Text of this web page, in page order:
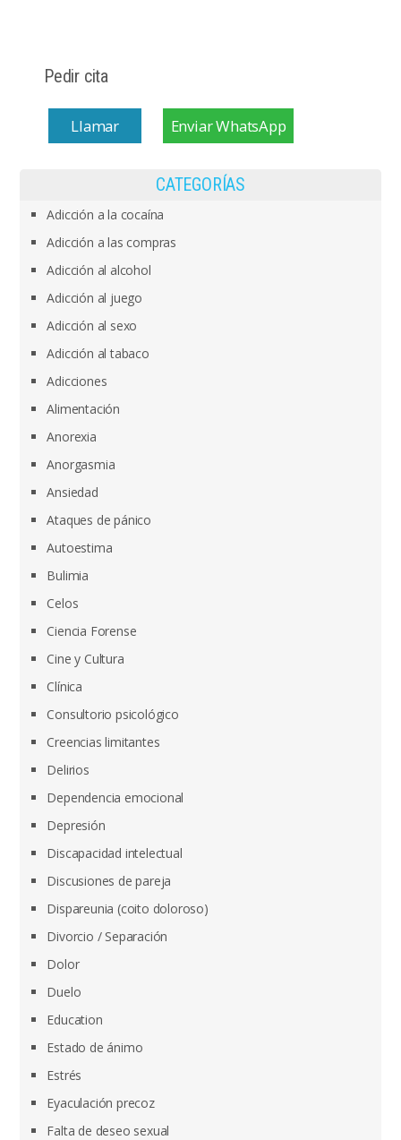
Pedir cita
Llamar Enviar WhatsApp
CATEGORÍAS
Adicción a la cocaína
Adicción a las compras
Adicción al alcohol
Adicción al juego
Adicción al sexo
Adicción al tabaco
Adicciones
Alimentación
Anorexia
Anorgasmia
Ansiedad
Ataques de pánico
Autoestima
Bulimia
Celos
Ciencia Forense
Cine y Cultura
Clínica
Consultorio psicológico
Creencias limitantes
Delirios
Dependencia emocional
Depresión
Discapacidad intelectual
Discusiones de pareja
Dispareunia (coito doloroso)
Divorcio / Separación
Dolor
Duelo
Education
Estado de ánimo
Estrés
Eyaculación precoz
Falta de deseo sexual